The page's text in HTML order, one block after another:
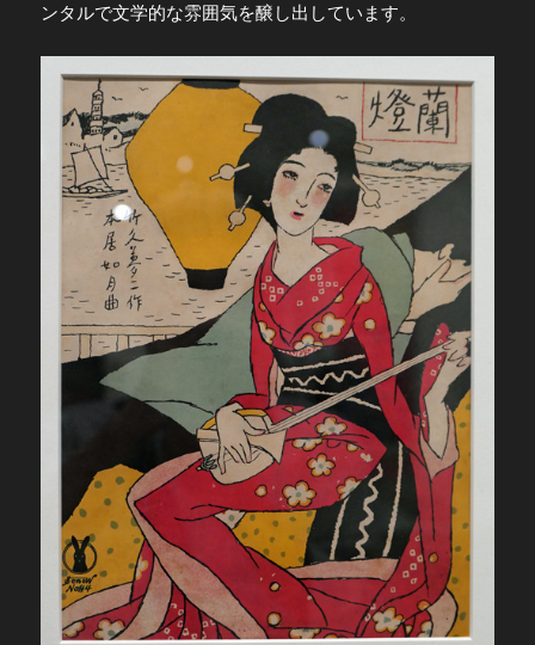
ンタルで文学的な雰囲気を醸し出しています。